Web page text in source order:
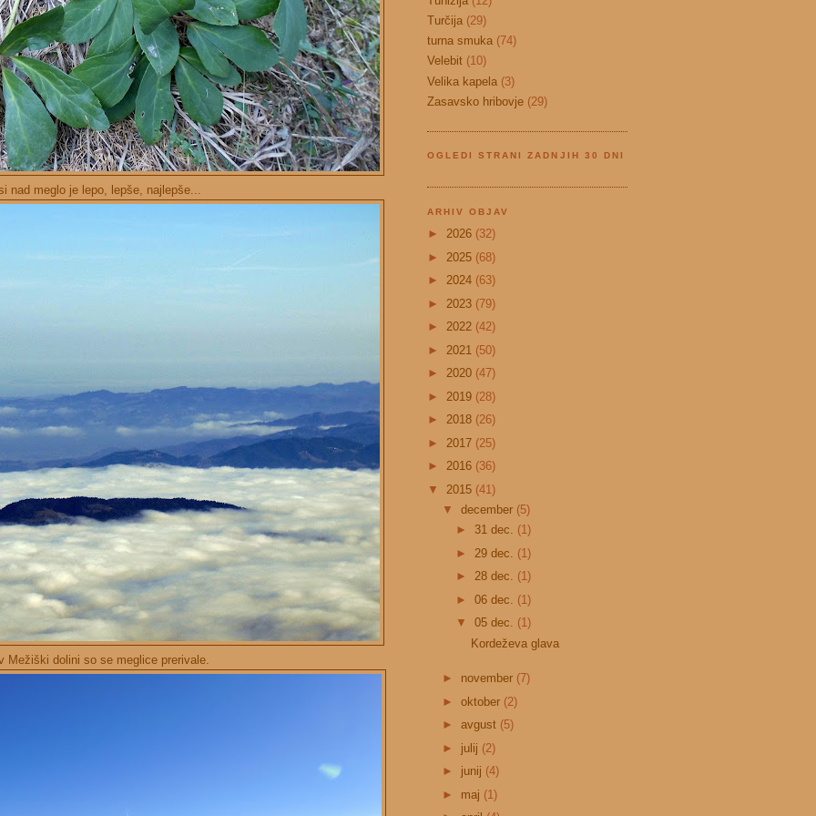
nad meglo je lepo, lepše, najlepše...
Mežiški dolini so se meglice prerivale.
Turčija (29)
turna smuka (74)
Velebit (10)
Velika kapela (3)
Zasavsko hribovje (29)
OGLEDI STRANI ZADNJIH 30 DNI
ARHIV OBJAV
► 2026 (32)
► 2025 (68)
► 2024 (63)
► 2023 (79)
► 2022 (42)
► 2021 (50)
► 2020 (47)
► 2019 (28)
► 2018 (26)
► 2017 (25)
► 2016 (36)
▼ 2015 (41)
▼ december (5)
► 31 dec. (1)
► 29 dec. (1)
►28 dec. (1)
►06 dec. (1)
▼05 dec. (1)
Kordeževa glava
► november (7)
► oktober (2)
► avgust (5)
► julij (2)
► junij (4)
► maj (1)